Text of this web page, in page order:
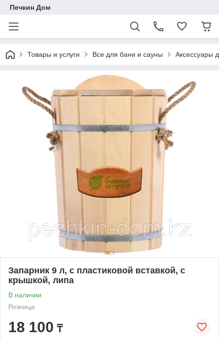
Печкин Дом
Товары и услуги Все для бани и сауны Аксессуары
Запарник 9 л, с пластиковой вставкой, с
крышкой, липа
В наличии
Розница
18 100 ₸